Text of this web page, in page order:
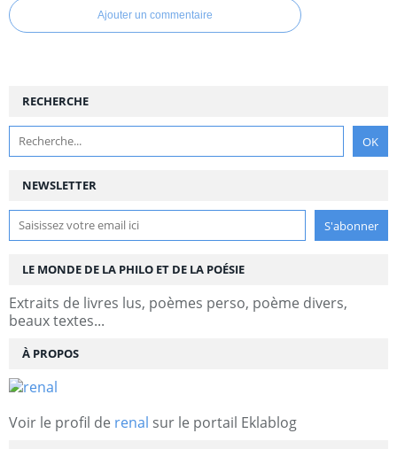
Ajouter un commentaire
NEWSLETTER
RECHERCHE
LE MONDE DE LA PHILO ET DE LA POÉSIE
Extraits de livres lus, poèmes perso, poème divers,
beaux textes...
À PROPOS
Voir le profil de renal sur le portail Eklablog